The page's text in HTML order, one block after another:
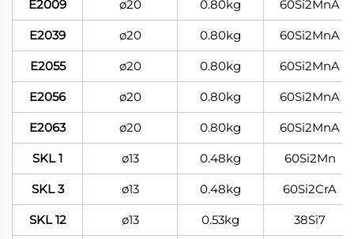
E2009 ø20 0.80kg 60Si2MnA
E2039 ø20 0.80kg 60Si2MnA
E2055 ø20 0.80kg 60Si2MnA
E2056 ø20 0.80kg 60Si2MnA
E2063 ø20 0.80kg 60Si2MnA
SKL 1 ø13 0.48kg 60Si2Mn
SKL 3 ø13 0.48kg 60Si2CrA
SKL 12 ø13 0.53kg 38Si7